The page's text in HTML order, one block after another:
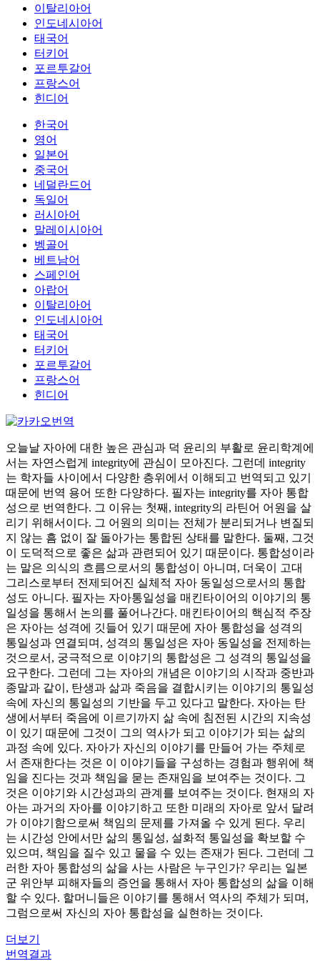
이탈리아어
인도네시아어
태국어
터키어
포르투갈어
프랑스어
힌디어
한국어
영어
일본어
중국어
네덜란드어
독일어
러시아어
말레이시아어
벵골어
베트남어
스페인어
아랍어
이탈리아어
인도네시아어
태국어
터키어
포르투갈어
프랑스어
힌디어
오늘날 자아에 대한 높은 관심과 덕 윤리의 부활로 윤리학계에
서는 자연스럽게 integrity에 관심이 모아진다. 그런데 integrity
는 학자들 사이에서 다양한 층위에서 이해되고 번역되고 있기
때문에 번역 용어 또한 다양하다. 필자는 integrity를 자아 통합
성으로 번역한다. 그 이유는 첫째, integrity의 라틴어 어원을 살
리기 위해서이다. 그 어원의 의미는 전체가 분리되거나 변질되
지 않는 흠 없이 잘 돌아가는 통합된 상태를 말한다. 둘째, 그것
이 도덕적으로 좋은 삶과 관련되어 있기 때문이다. 통합성이라
는 말은 의식의 흐름으로서의 통합성이 아니며, 더욱이 고대
그리스로부터 전제되어진 실체적 자아 동일성으로서의 통합
성도 아니다. 필자는 자아통일성을 매킨타이어의 이야기의 통
일성을 통해서 논의를 풀어나간다. 매킨타이어의 핵심적 주장
은 자아는 성격에 깃들어 있기 때문에 자아 통합성을 성격의
통일성과 연결되며, 성격의 통일성은 자아 동일성을 전제하는
것으로서, 궁극적으로 이야기의 통합성은 그 성격의 통일성을
요구한다. 그런데 그는 자아의 개념은 이야기의 시작과 중반과
종말과 같이, 탄생과 삶과 죽음을 결합시키는 이야기의 통일성
속에 자신의 통일성의 기반을 두고 있다고 말한다. 자아는 탄
생에서부터 죽음에 이르기까지 삶 속에 침전된 시간의 지속성
이 있기 때문에 그것이 그의 역사가 되고 이야기가 되는 삶의
과정 속에 있다. 자아가 자신의 이야기를 만들어 가는 주체로
서 존재한다는 것은 이 이야기들을 구성하는 경험과 행위에 책
임을 진다는 것과 책임을 묻는 존재임을 보여주는 것이다. 그
것은 이야기와 시간성과의 관계를 보여주는 것이다. 현재의 자
아는 과거의 자아를 이야기하고 또한 미래의 자아로 앞서 달려
가 이야기함으로써 책임의 문제를 가져올 수 있게 된다. 우리
는 시간성 안에서만 삶의 통일성, 설화적 통일성을 확보할 수
있으며, 책임을 질수 있고 물을 수 있는 존재가 된다. 그런데 그
러한 자아 통합성의 삶을 사는 사람은 누구인가? 우리는 일본
군 위안부 피해자들의 증언을 통해서 자아 통합성의 삶을 이해
할 수 있다. 할머니들은 이야기를 통해서 역사의 주체가 되며,
그럼으로써 자신의 자아 통합성을 실현하는 것이다.
더보기
번역결과